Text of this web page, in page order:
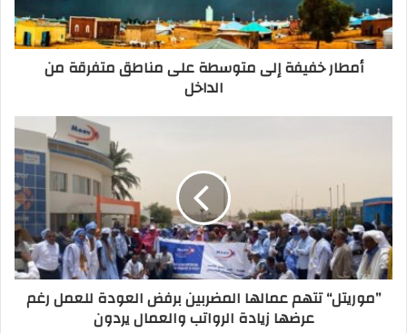
أمطار خفيفة إلى متوسطة على مناطق متفرقة من
الداخل
”موريتل“ تتهم عمالها المضربين برفض العودة للعمل رغم
عرضها زيادة الرواتب والعمال يردون